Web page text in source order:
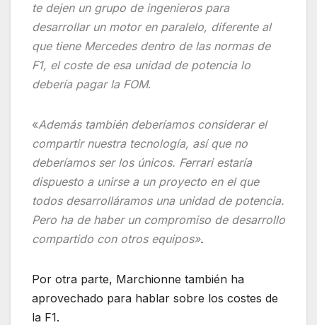
te dejen un grupo de ingenieros para
desarrollar un motor en paralelo, diferente al
que tiene Mercedes dentro de las normas de
F1, el coste de esa unidad de potencia lo
debería pagar la FOM.
«Además también deberíamos considerar el
compartir nuestra tecnología, así que no
deberíamos ser los únicos. Ferrari estaría
dispuesto a unirse a un proyecto en el que
todos desarrolláramos una unidad de potencia.
Pero ha de haber un compromiso de desarrollo
compartido con otros equipos».
Por otra parte, Marchionne también ha
aprovechado para hablar sobre los costes de
la F1.